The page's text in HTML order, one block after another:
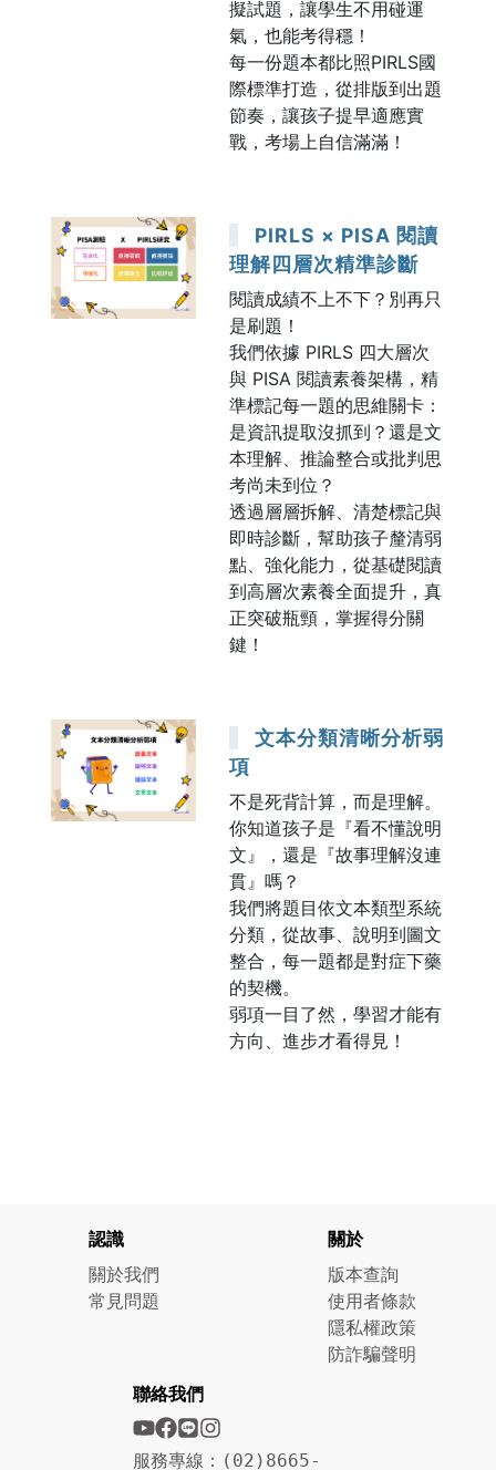
擬試題，讓學生不用碰運
氣，也能考得穩！
每一份題本都比照PIRLS國
際標準打造，從排版到出題
節奏，讓孩子提早適應實
戰，考場上自信滿滿！
PIRLS × PISA 閱讀
理解四層次精準診斷
閱讀成績不上不下？別再只
是刷題！
我們依據 PIRLS 四大層次
與 PISA 閱讀素養架構，精
準標記每一題的思維關卡：
是資訊提取沒抓到？還是文
本理解、推論整合或批判思
考尚未到位？
透過層層拆解、清楚標記與
即時診斷，幫助孩子釐清弱
點、強化能力，從基礎閱讀
到高層次素養全面提升，真
正突破瓶頸，掌握得分關
鍵！
文本分類清晰分析弱
項
不是死背計算，而是理解。
你知道孩子是『看不懂說明
文』，還是『故事理解沒連
貫』嗎？
我們將題目依文本類型系統
分類，從故事、說明到圖文
整合，每一題都是對症下藥
的契機。
弱項一目了然，學習才能有
方向、進步才看得見！
認識
關於我們
常見問題
關於
版本查詢
使用者條款
隱私權政策
防詐騙聲明
聯絡我們
服務專線：(02)8665-